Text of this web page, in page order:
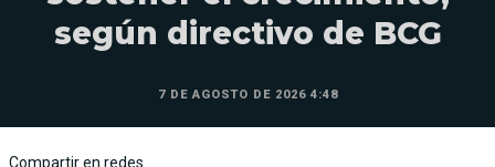
según directivo de BCG
7 DE AGOSTO DE 2026 4:48
Compartir en redes